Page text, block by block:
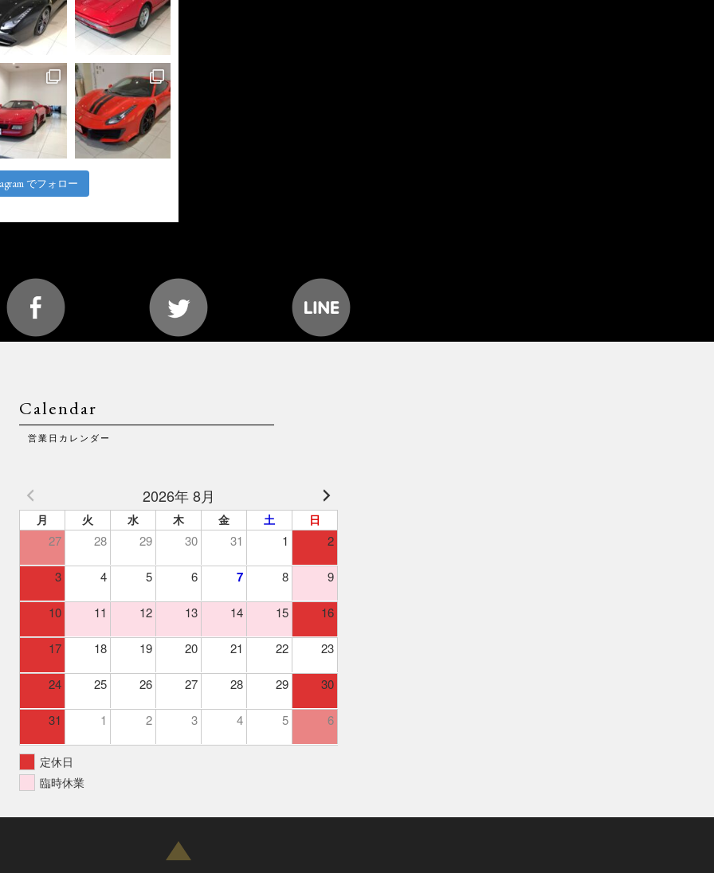
でフォロー
Calendar
営業日カレンダー
2026年 8月
月 火 水 木 金 土 日
27 28 29 30 31 1 2
3 4 5 6 7 8 9
10 11 12 13 14 15 16
17 18 19 20 21 22 23
24 25 26 27 28 29 30
31 1 2 3 4 5 6
定休日
臨時休業